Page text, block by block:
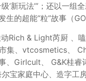
‘新玩法’”；还以一组
的超能“粒”故事（
Rich & Light芮厨 、
集、vtcosmetics、
、Girlcult、 G&K桂睿
宝家庭中心、造字工